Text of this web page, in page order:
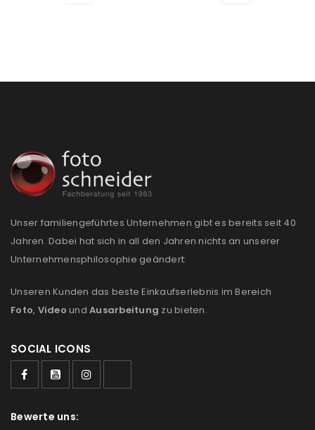
Unser familiengeführtes Unternehmen gibt es bereits seit 40
Jahren. Dabei hat sich in all den Jahren nichts an unserer
Unternehmensphilosophie geändert:
Unseren Kunden das beste Einkaufserlebnis im Bereich
Foto, Video und Ausarbeitung zu bieten.
SOCIAL ICONS
Bewerte uns: